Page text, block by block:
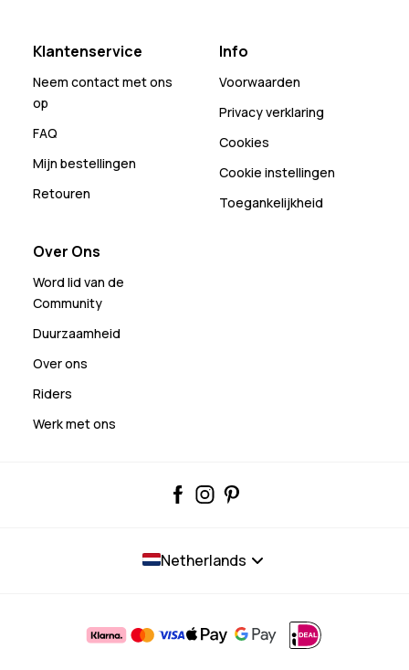
Klantenservice
Neem contact met ons
op
FAQ
Mijn bestellingen
Retouren
Info
Voorwaarden
Privacy verklaring
Cookies
Cookie instellingen
Toegankelijkheid
Over Ons
Word lid van de
Community
Duurzaamheid
Over ons
Riders
Werk met ons
Netherlands